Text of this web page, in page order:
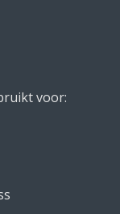
voor: